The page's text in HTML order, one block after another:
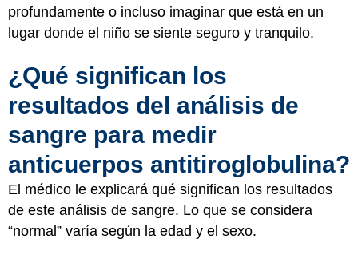
profundamente o incluso imaginar que está en un
lugar donde el niño se siente seguro y tranquilo.
¿Qué significan los
resultados del análisis de
sangre para medir
anticuerpos antitiroglobulina?
El médico le explicará qué significan los resultados
de este análisis de sangre. Lo que se considera
“normal” varía según la edad y el sexo.